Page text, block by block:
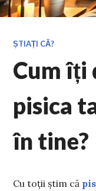
ȘTIAȚI CĂ?
Cum îți
pisica
în tine?
Cu toții știm că